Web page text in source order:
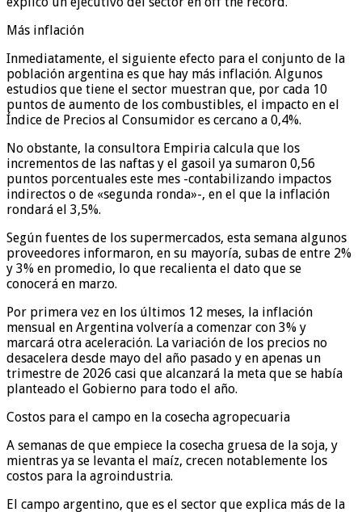
Más inflación
Inmediatamente, el siguiente efecto para el conjunto de la
población argentina es que hay más inflación. Algunos
estudios que tiene el sector muestran que, por cada 10
puntos de aumento de los combustibles, el impacto en el
Índice de Precios al Consumidor es cercano a 0,4%.
No obstante, la consultora Empiria calcula que los
incrementos de las naftas y el gasoil ya sumaron 0,56
puntos porcentuales este mes -contabilizando impactos
indirectos o de «segunda ronda»-, en el que la inflación
rondará el 3,5%.
Según fuentes de los supermercados, esta semana algunos
proveedores informaron, en su mayoría, subas de entre 2%
y 3% en promedio, lo que recalienta el dato que se
conocerá en marzo.
Por primera vez en los últimos 12 meses, la inflación
mensual en Argentina volvería a comenzar con 3% y
marcará otra aceleración. La variación de los precios no
desacelera desde mayo del año pasado y en apenas un
trimestre de 2026 casi que alcanzará la meta que se había
planteado el Gobierno para todo el año.
Costos para el campo en la cosecha agropecuaria
A semanas de que empiece la cosecha gruesa de la soja, y
mientras ya se levanta el maíz, crecen notablemente los
costos para la agroindustria.
El campo argentino, que es el sector que explica más de la